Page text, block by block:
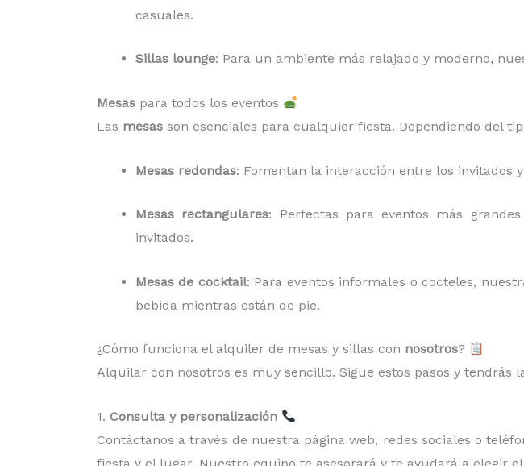
casuales.
Sillas lounge: Para un ambiente más relajado y moderno,
Mesas para todos los eventos
Las mesas son esenciales para cualquier fiesta. Dependiendo del
Mesas redondas: Fomentan la interacción entre los invitados
Mesas rectangulares: Perfectas para eventos más
invitados.
Mesas de cocktail: Para eventos informales o cocteles,
bebida mientras están de pie.
¿Cómo funciona el alquiler de mesas y sillas con nosotros?
Alquilar con nosotros es muy sencillo. Sigue estos pasos y tendrás
1. Consulta y personalización
Contáctanos a través de nuestra página web, redes sociales o